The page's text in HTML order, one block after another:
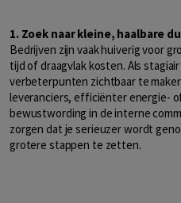
1. Zoek naar kleine, haalbare
Bedrijven zijn vaak huiverig voor
tijd of draagvlak kosten. Als
verbeterpunten zichtbaar te
leveranciers, efficiënter energie-
bewustwording in de interne
zorgen dat je serieuzer wordt
grotere stappen te zetten.